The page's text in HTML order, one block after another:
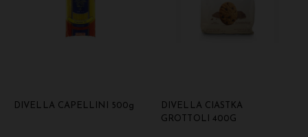
DIVELLA CAPELLINI 500g
DIVELLA CIASTKA
GROTTOLI 400G